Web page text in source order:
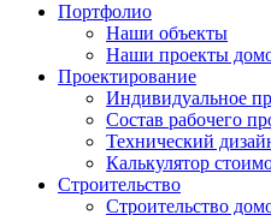
Портфолио
Наши объекты
Наши проекты
Проектирование
Индивидуальное
Состав рабочего
Технический
Калькулятор
Строительство
Строительство